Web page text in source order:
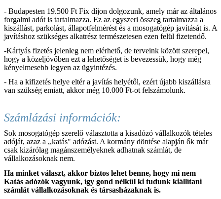
- Budapesten 19.500 Ft Fix díjon dolgozunk, amely már az általános
forgalmi adót is tartalmazza. Ez az egyszeri összeg tartalmazza a
kiszállást, parkolást, állapotfelmérést és a mosogatógép javítását is. A
javításhoz szükséges alkatrész természetesen ezen felül fizetendő.
-Kártyás fizetés jelenleg nem elérhető, de terveink között szerepel,
hogy a közeljövőben ezt a lehetőséget is bevezessük, hogy még
kényelmesebb legyen az ügyintézés.
- Ha a kifizetés helye eltér a javítás helyétől, ezért újabb kiszállásra
van szükség emiatt, akkor még 10.000 Ft-ot felszámolunk.
Számlázási információk:
Sok mosogatógép szerelő választotta a kisadózó vállalkozók tételes
adóját, azaz a ,,katás" adózást. A kormány döntése alapján ők már
csak kizárólag magánszemélyeknek adhatnak számlát, de
vállalkozásoknak nem.
Ha minket választ, akkor biztos lehet benne, hogy mi nem
Katás adózók vagyunk, így gond nélkül ki tudunk kiállítani
számlát vállalkozásoknak és társasházaknak is.